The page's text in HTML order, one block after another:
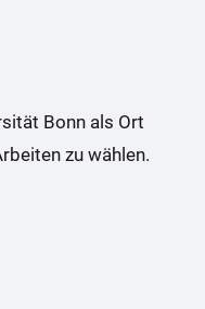
Bonn als Ort
zu wählen.